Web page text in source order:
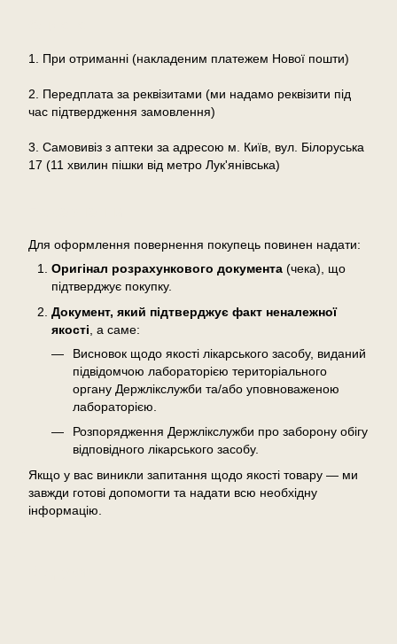
1. При отриманні (накладеним платежем Нової пошти)
2. Передплата за реквізитами (ми надамо реквізити під
час підтвердження замовлення)
3. Самовивіз з аптеки за адресою м. Київ, вул. Білоруська
17 (11 хвилин пішки від метро Лук'янівська)
Для оформлення повернення покупець повинен надати:
Оригінал розрахункового документа (чека), що
підтверджує покупку.
Документ, який підтверджує факт неналежної
якості , а саме:
Висновок щодо якості лікарського засобу, виданий
підвідомчою лабораторією територіального
органу Держлікслужби та/або уповноваженою
лабораторією.
Розпорядження Держлікслужби про заборону обігу
відповідного лікарського засобу.
Якщо у вас виникли запитання щодо якості товару — ми
завжди готові допомогти та надати всю необхідну
інформацію.